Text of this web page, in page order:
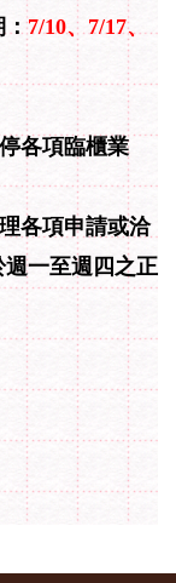
：7/10、7/17、
各項臨櫃業
各項申請或洽
一至週四之正